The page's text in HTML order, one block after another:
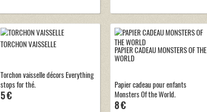
TORCHON VAISSELLE
Torchon vaisselle décors Everything
stops for thé.
5 €
PAPIER CADEAU MONSTERS OF THE
WORLD
Papier cadeau pour enfants
Monsters Of the World.
8 €